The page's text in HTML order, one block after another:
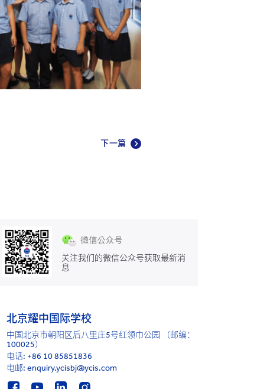
下一篇
关注我们的微信公众号获取最新消
息
北京耀中国际学校
中国北京市朝阳区后八里庄5号红领巾公园 （邮编：
100025）
电话: +86 10 85851836
电邮: enquiry.ycisbj@ycis.com